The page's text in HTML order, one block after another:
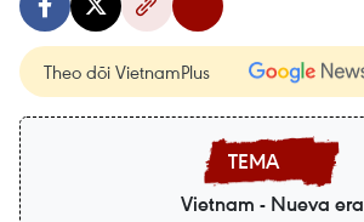
Theo dõi VietnamPlus
Vietnam - Nueva era